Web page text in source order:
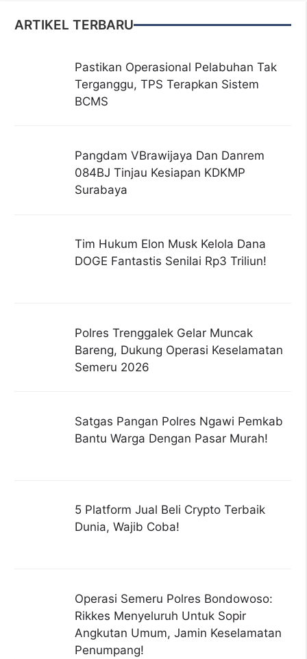
ARTIKEL TERBARU
Pastikan Operasional Pelabuhan Tak
Terganggu, TPS Terapkan Sistem
BCMS
Pangdam VBrawijaya Dan Danrem
084BJ Tinjau Kesiapan KDKMP
Surabaya
Tim Hukum Elon Musk Kelola Dana
DOGE Fantastis Senilai Rp3 Triliun!
Polres Trenggalek Gelar Muncak
Bareng, Dukung Operasi Keselamatan
Semeru 2026
Satgas Pangan Polres Ngawi Pemkab
Bantu Warga Dengan Pasar Murah!
5 Platform Jual Beli Crypto Terbaik
Dunia, Wajib Coba!
Operasi Semeru Polres Bondowoso:
Rikkes Menyeluruh Untuk Sopir
Angkutan Umum, Jamin Keselamatan
Penumpang!